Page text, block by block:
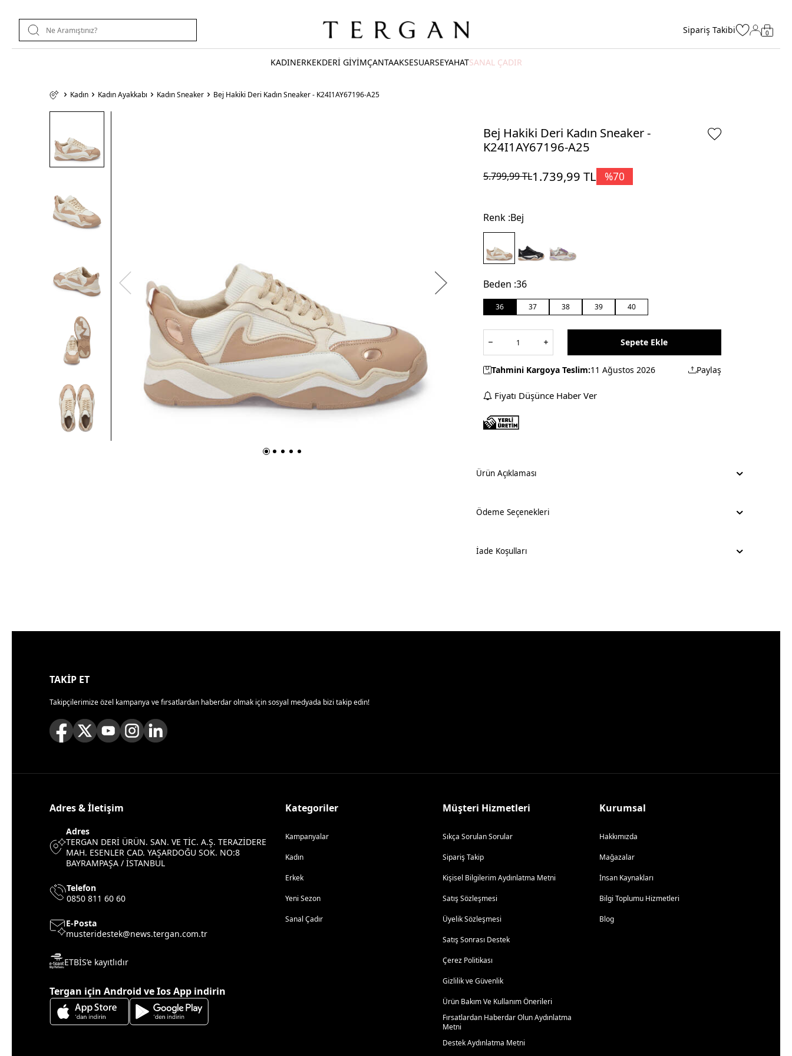
Sipariş Takibi 0
KADINERKEKDERİ GİYİMÇANTAAKSESUARSEYAHATSANAL ÇADIR
Kadın Kadın Ayakkabı Kadın Sneaker Bej Hakiki Deri Kadın Sneaker - K24I1AY67196-A25
Bej Hakiki Deri Kadın Sneaker -
K24I1AY67196-A25
5.799,99TL1.739,99 TL %70
Renk :Bej
Beden :36
36 37 38 39 40
Sepete Ekle
Tahmini Kargoya Teslim:11 Ağustos 2026 Paylaş
Fiyatı Düşünce Haber Ver
Ürün Açıklaması
Ödeme Seçenekleri
İade Koşulları
TAKİP ET
Takipçilerimize özel kampanya ve fırsatlardan haberdar olmak için sosyal medyada bizi takip edin!
Adres & İletişim
Adres
TERGAN DERİ ÜRÜN. SAN. VE TİC. A.Ş. TERAZİDERE
MAH. ESENLER CAD. YAŞARDOĞU SOK. NO:8
BAYRAMPAŞA / İSTANBUL
Telefon
0850 811 60 60
E-Posta
musteridestek@news.tergan.com.tr
ETBİS’e kayıtlıdır
Tergan için Android ve Ios App indirin
Kategoriler
Kampanyalar
Kadın
Erkek
Yeni Sezon
Sanal Çadır
Müşteri Hizmetleri
Sıkça Sorulan Sorular
Sipariş Takip
Kişisel Bilgilerim Aydınlatma Metni
Satış Sözleşmesi
Üyelik Sözleşmesi
Satış Sonrası Destek
Çerez Politikası
Gizlilik ve Güvenlik
Ürün Bakım Ve Kullanım Önerileri
Fırsatlardan Haberdar Olun Aydınlatma
Metni
Destek Aydınlatma Metni
Kurumsal
Hakkımızda
Mağazalar
İnsan Kaynakları
Bilgi Toplumu Hizmetleri
Blog